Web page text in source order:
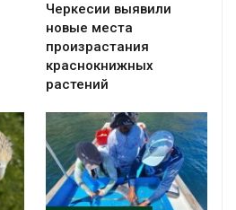
Черкесии выявили
новые места
произрастания
краснокнижных
растений